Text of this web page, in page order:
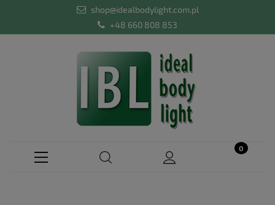
shop@idealbodylight.com.pl
+48 660 808 853